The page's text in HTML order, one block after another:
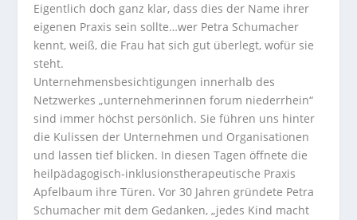
Eigentlich doch ganz klar, dass dies der Name ihrer
eigenen Praxis sein sollte…wer Petra Schumacher
kennt, weiß, die Frau hat sich gut überlegt, wofür sie
steht.
Unternehmensbesichtigungen innerhalb des
Netzwerkes „unternehmerinnen forum niederrhein“
sind immer höchst persönlich. Sie führen uns hinter
die Kulissen der Unternehmen und Organisationen
und lassen tief blicken. In diesen Tagen öffnete die
heilpädagogisch-inklusionstherapeutische Praxis
Apfelbaum ihre Türen. Vor 30 Jahren gründete Petra
Schumacher mit dem Gedanken, „jedes Kind macht